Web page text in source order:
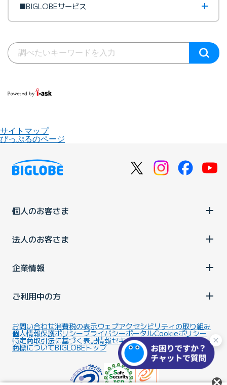
■BIGLOBEサービス
サイトマップ
びっぷるのページ
個人のお客さま
法人のお客さま
企業情報
ご利用中の方
お問い合わせ消費税の表示ウェブアクセシビリティの取り組み
個人情報保護ポリシープライバシーポータルCookieポリシー
特定商取引法に基づく表記情報セキュリティ基本方針
商標についてBIGLOBEトップ